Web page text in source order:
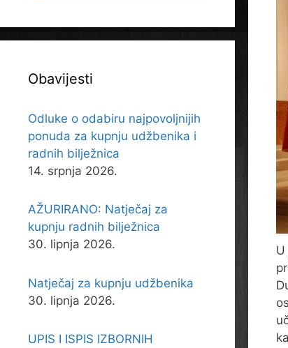
Obavijesti
Odluke o odabiru najpovoljnijih
ponuda za kupnju udžbenika i
radnih bilježnica
14. srpnja 2026.
AŽURIRANO: Natječaj za
kupnju radnih bilježnica
30. lipnja 2026.
Natječaj za kupnju udžbenika
30. lipnja 2026.
UPIS I ISPIS IZBORNIH